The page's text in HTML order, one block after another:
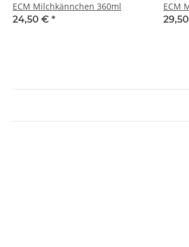
ECM Milchkännchen 360ml
24,50 € *
ECM